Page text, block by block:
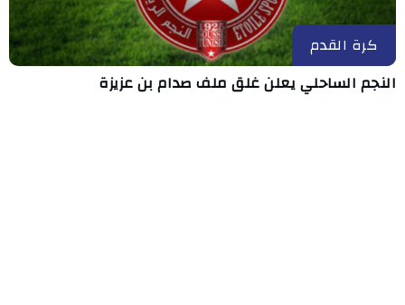
كرة القدم
النجم الساحلي يعلن غلق ملف صدام بن عزيزة